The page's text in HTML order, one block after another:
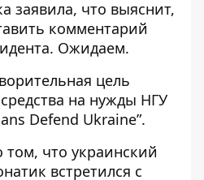
заявила, что выяснит,
комментарий
Ожидаем.
цель
на нужды НГУ
Defend Ukraine”.
том, что украинский
встретился с